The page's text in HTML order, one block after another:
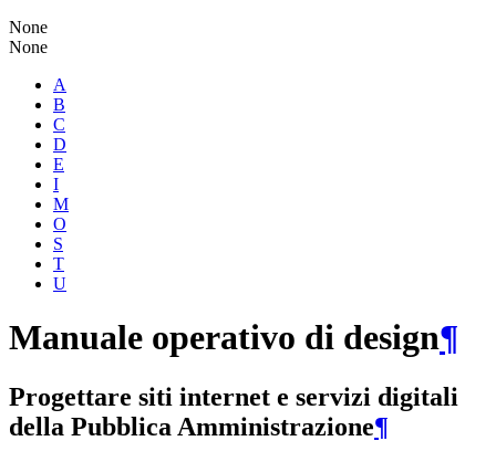
None
None
A
B
C
D
E
I
M
O
S
T
U
Manuale operativo di design¶
Progettare siti internet e servizi digitali
della Pubblica Amministrazione¶